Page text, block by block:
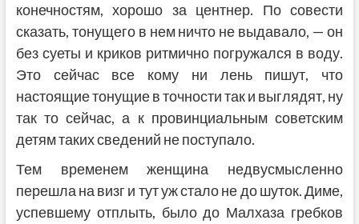
конечностям, хорошо за центнер. По совести
сказать, тонущего в нем ничто не выдавало, — он
без суеты и криков ритмично погружался в воду.
Это сейчас все кому ни лень пишут, что
настоящие тонущие в точности так и выглядят, ну
так то сейчас, а к провинциальным советским
детям таких сведений не поступало.
Тем временем женщина недвусмысленно
перешла на визг и тут уж стало не до шуток. Диме,
успевшему отплыть, было до Малхаза гребков